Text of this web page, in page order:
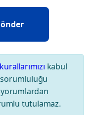
kabul
yorumlardan
tutulamaz.